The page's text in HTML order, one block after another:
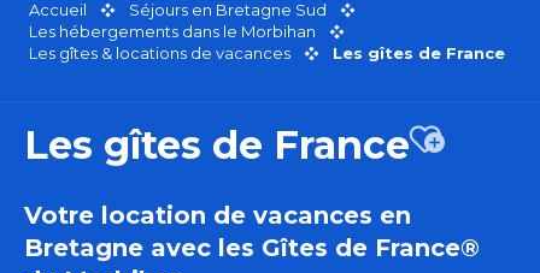
Accueil
Séjours en Bretagne Sud
Les hébergements dans le Morbihan
Les gîtes & locations de vacances
Les gîtes de France
Les gîtes de FranceAjouter
Votre location de vacances en
Bretagne avec les Gîtes de France®